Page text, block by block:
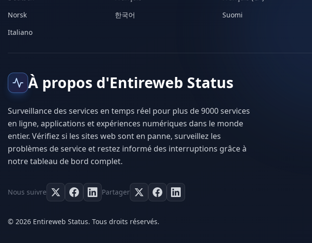
Norsk
한국어 Suomi
Italiano
À propos d'Entireweb Status
Surveillance des services en temps réel pour plus de 9000 services
en ligne, applications et expériences numériques dans le monde
entier. Vérifiez si les sites web sont en panne, surveillez les
problèmes de service et restez informé des interruptions grâce à
notre tableau de bord complet.
Nous suivre Partager
© 2026 Entireweb Status. Tous droits réservés.